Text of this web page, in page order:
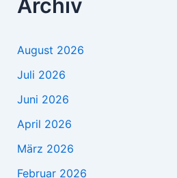
Archiv
August 2026
Juli 2026
Juni 2026
April 2026
März 2026
Februar 2026